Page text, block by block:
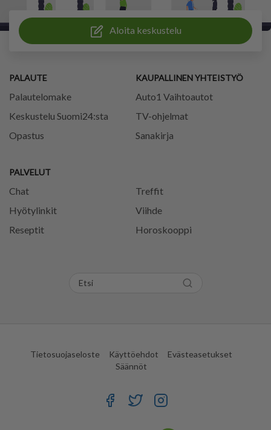
Aloita keskustelu
PALAUTE
Palautelomake
Keskustelu Suomi24:sta
Opastus
PALVELUT
Chat
Treffit
Hyötylinkit
Viihde
Reseptit
Horoskooppi
KAUPALLINEN YHTEISTYÖ
Auto1 Vaihtoautot
TV-ohjelmat
Sanakirja
Tietosuojaseloste Käyttöehdot
Evästeasetukset
Säännöt